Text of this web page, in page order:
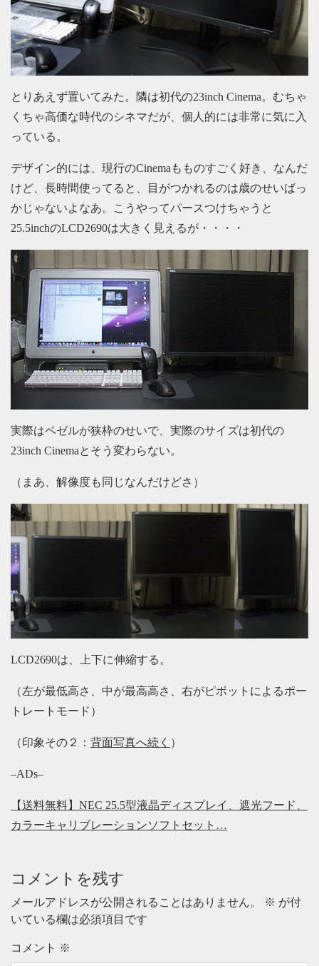
とりあえず置いてみた。隣は初代の23inch Cinema。むちゃ
くちゃ高価な時代のシネマだが、個人的には非常に気に入
っている。
デザイン的には、現行のCinemaもものすごく好き、なんだ
けど、長時間使ってると、目がつかれるのは歳のせいばっ
かじゃないよなあ。こうやってパースつけちゃうと
25.5inchのLCD2690は大きく見えるが・・・・
実際はベゼルが狭枠のせいで、実際のサイズは初代の
23inch Cinemaとそう変わらない。
（まあ、解像度も同じなんだけどさ）
LCD2690は、上下に伸縮する。
（左が最低高さ、中が最高高さ、右がピボットによるポー
トレートモード）
（印象その２： 背面写真へ続く ）
–ADs–
【送料無料】NEC 25.5型液晶ディスプレイ、遮光フード、
カラーキャリブレーションソフトセット…
コメントを残す
メールアドレスが公開されることはありません。 ※ が付
いている欄は必須項目です
コメント ※